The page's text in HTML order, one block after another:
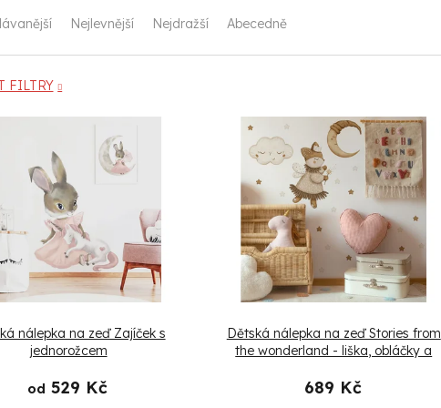
Nejlevnější Nejdražší Abecedně
FILTRY
nálepka na zeď Zajíček s
jednorožcem
od 529 Kč
Dětská nálepka na zeď Stories from
the wonderland - liška, obláčky a
689 Kč